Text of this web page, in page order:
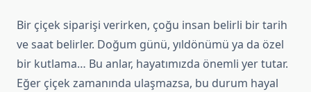
Bir çiçek siparişi verirken, çoğu insan belirli bir tarih
ve saat belirler. Doğum günü, yıldönümü ya da özel
bir kutlama… Bu anlar, hayatımızda önemli yer tutar.
Eğer çiçek zamanında ulaşmazsa, bu durum hayal